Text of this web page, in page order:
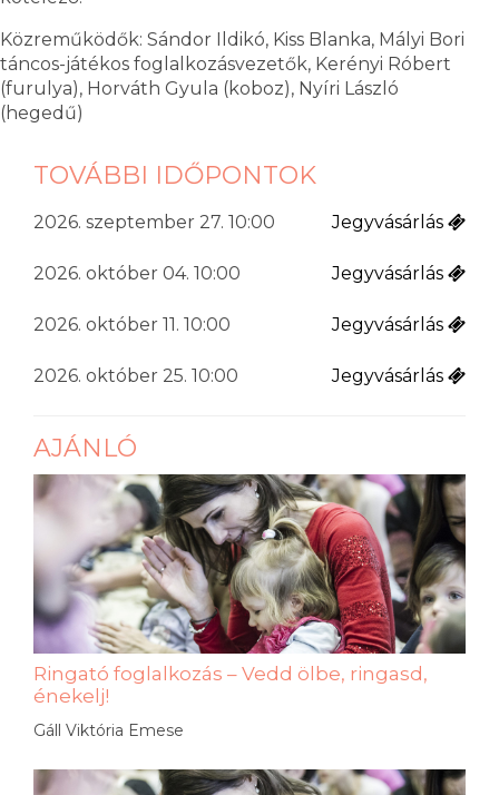
Közreműködők: Sándor Ildikó, Kiss Blanka, Mályi Bori
táncos-játékos foglalkozásvezetők, Kerényi Róbert
(furulya), Horváth Gyula (koboz), Nyíri László
(hegedű)
TOVÁBBI IDŐPONTOK
2026. szeptember 27. 10:00 Jegyvásárlás
2026. október 04. 10:00 Jegyvásárlás
2026. október 11. 10:00 Jegyvásárlás
2026. október 25. 10:00 Jegyvásárlás
AJÁNLÓ
Ringató foglalkozás – Vedd ölbe, ringasd,
énekelj!
Gáll Viktória Emese